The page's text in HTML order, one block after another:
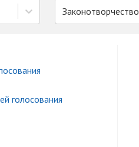
Законотворчество
голосования